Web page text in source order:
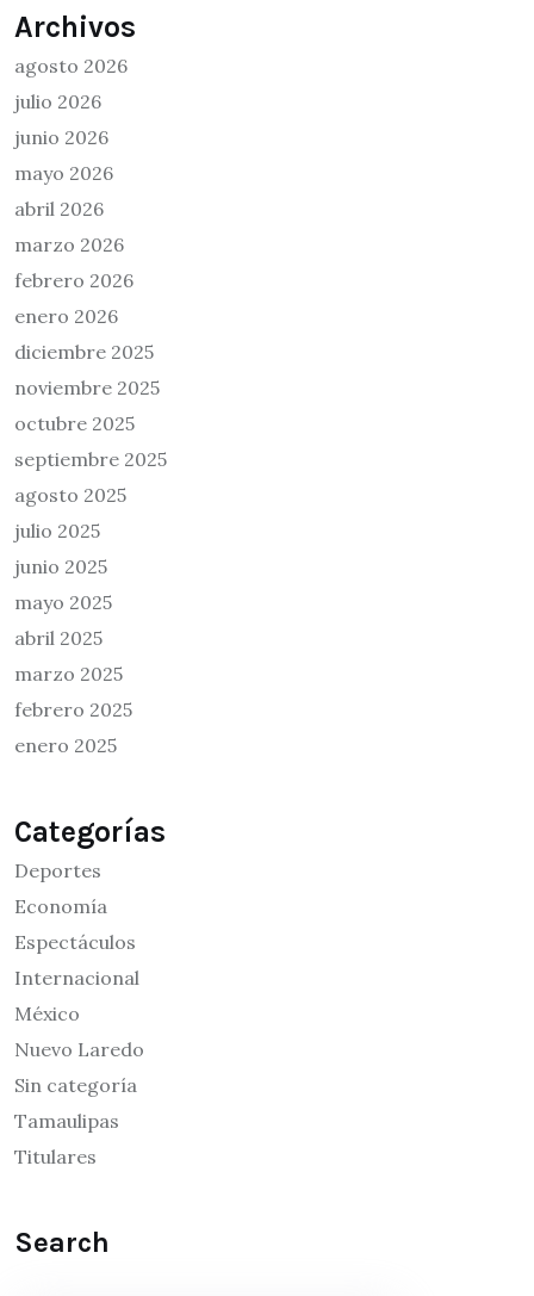
Archivos
agosto 2026
julio 2026
junio 2026
mayo 2026
abril 2026
marzo 2026
febrero 2026
enero 2026
diciembre 2025
noviembre 2025
octubre 2025
septiembre 2025
agosto 2025
julio 2025
junio 2025
mayo 2025
abril 2025
marzo 2025
febrero 2025
enero 2025
Categorías
Deportes
Economía
Espectáculos
Internacional
México
Nuevo Laredo
Sin categoría
Tamaulipas
Titulares
Search